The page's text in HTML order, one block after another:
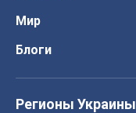
Мир
Блоги
Регионы Украины